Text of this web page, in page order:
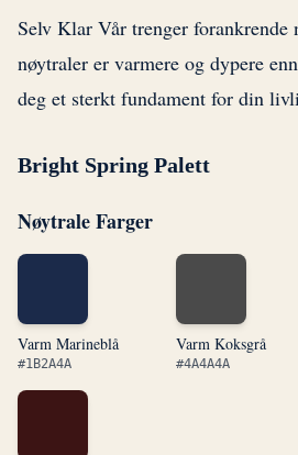
Selv Klar Vår trenger forankrende
nøytraler er varmere og dypere
deg et sterkt fundament for din
Bright Spring Palett
Nøytrale Farger
Varm Marineblå
#1B2A4A
Varm Koksgrå
#4A4A4A